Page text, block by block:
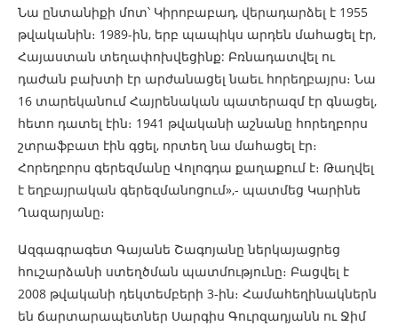
Նա ընտանիքի մոտ՝ Կիրոբաբադ, վերադարձել է 1955
թվականին։ 1989-ին, երբ պապիկս արդեն մահացել էր,
Հայաստան տեղափոխվեցինք: Բռնադատվել ու
դաժան բախտի էր արժանացել նաեւ հորեղբայրս։ Նա
16 տարեկանում Հայրենական պատերազմ էր գնացել,
հետո դատել էին։ 1941 թվականի աշնանը հորեղբորս
շտրաֆբատ էին գցել, որտեղ նա մահացել էր։
Հորեղբորս գերեզմանը Վոլոգդա քաղաքում է։ Թաղվել
է եղբայրական գերեզմանոցում»,- պատմեց Կարինե
Ղազարյանը։
Ազգագրագետ Գայանե Շագոյանը ներկայացրեց
հուշարձանի ստեղծման պատմությունը։ Բացվել է
2008 թվականի դեկտեմբերի 3-ին։ Համահեղինակներն
են ճարտարապետներ Սարգիս Գուրզադյանն ու Ջիմ